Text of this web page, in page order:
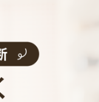
金
ュー